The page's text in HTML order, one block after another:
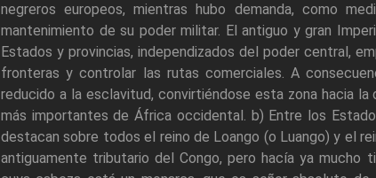
negreros europeos, mientras hubo demanda, como
mantenimiento de su poder militar. El antiguo y gran
Estados y provincias, independizados del poder central,
fronteras y controlar las rutas comerciales. A
reducido a la esclavitud, convirtiéndose esta zona hacia
más importantes de África occidental. b) Entre los
destacan sobre todos el reino de Loango (o Luango) y el
antiguamente tributario del Congo, pero hacía ya mucho